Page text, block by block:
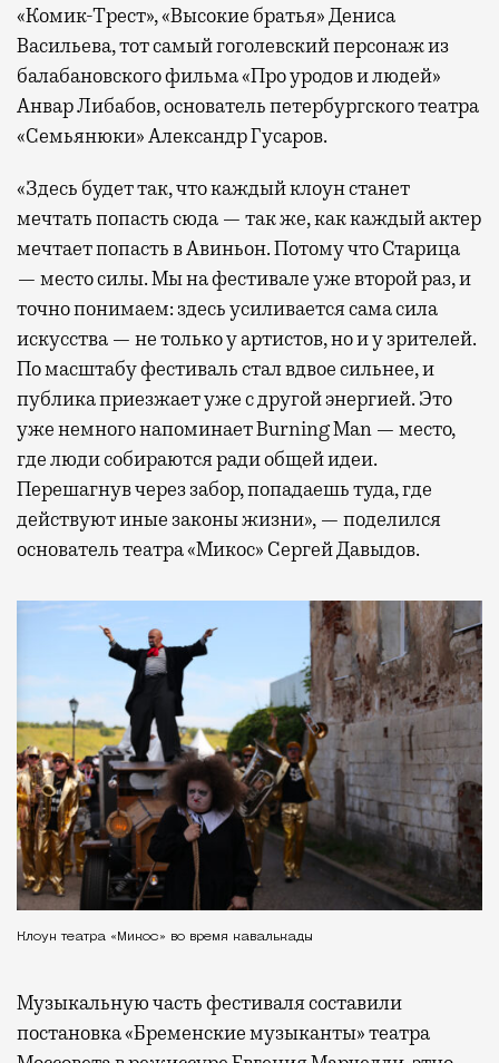
«Комик-Трест», «Высокие братья» Дениса
Васильева, тот самый гоголевский персонаж из
балабановского фильма «Про уродов и людей»
Анвар Либабов, основатель петербургского театра
«Семьянюки» Александр Гусаров.
«Здесь будет так, что каждый клоун станет
мечтать попасть сюда — так же, как каждый актер
мечтает попасть в Авиньон. Потому что Старица
— место силы. Мы на фестивале уже второй раз, и
точно понимаем: здесь усиливается сама сила
искусства — не только у артистов, но и у зрителей.
По масштабу фестиваль стал вдвое сильнее, и
публика приезжает уже с другой энергией. Это
уже немного напоминает Burning Man — место,
где люди собираются ради общей идеи.
Перешагнув через забор, попадаешь туда, где
действуют иные законы жизни», — поделился
основатель театра «Микос» Сергей Давыдов.
Клоун театра «Микос» во время кавалькады
Музыкальную часть фестиваля составили
постановка «Бременские музыканты» театра